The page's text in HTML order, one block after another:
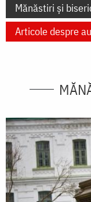
Mănăstiri și
Articole despre